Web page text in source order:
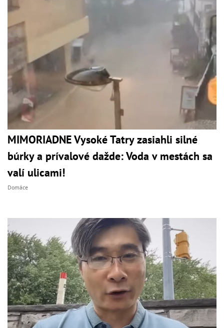
MIMORIADNE Vysoké Tatry zasiahli silné
búrky a prívalové dažde: Voda v mestách sa
valí ulicami!
Domáce